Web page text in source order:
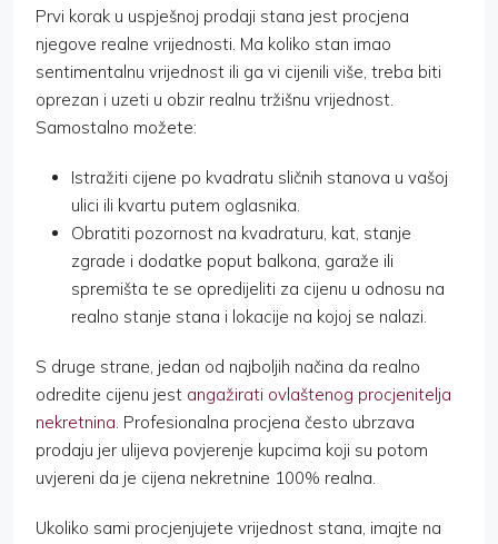
Prvi korak u uspješnoj prodaji stana jest procjena
njegove realne vrijednosti. Ma koliko stan imao
sentimentalnu vrijednost ili ga vi cijenili više, treba biti
oprezan i uzeti u obzir realnu tržišnu vrijednost.
Samostalno možete:
Istražiti cijene po kvadratu sličnih stanova u vašoj
ulici ili kvartu putem oglasnika.
Obratiti pozornost na kvadraturu, kat, stanje
zgrade i dodatke poput balkona, garaže ili
spremišta te se opredijeliti za cijenu u odnosu na
realno stanje stana i lokacije na kojoj se nalazi.
S druge strane, jedan od najboljih načina da realno
odredite cijenu jest angažirati ovlaštenog procjenitelja
nekretnina. Profesionalna procjena često ubrzava
prodaju jer ulijeva povjerenje kupcima koji su potom
uvjereni da je cijena nekretnine 100% realna.
Ukoliko sami procjenjujete vrijednost stana, imajte na